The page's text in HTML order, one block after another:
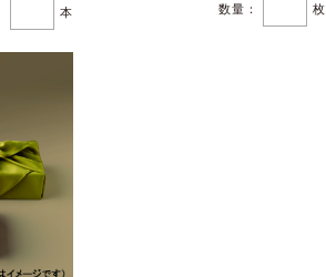
本 数量： 枚